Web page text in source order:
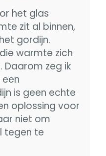
het glas
zit al binnen,
gordijn.
warmte zich
Daarom zeg ik
is geen echte
oplossing voor
niet om
tegen te